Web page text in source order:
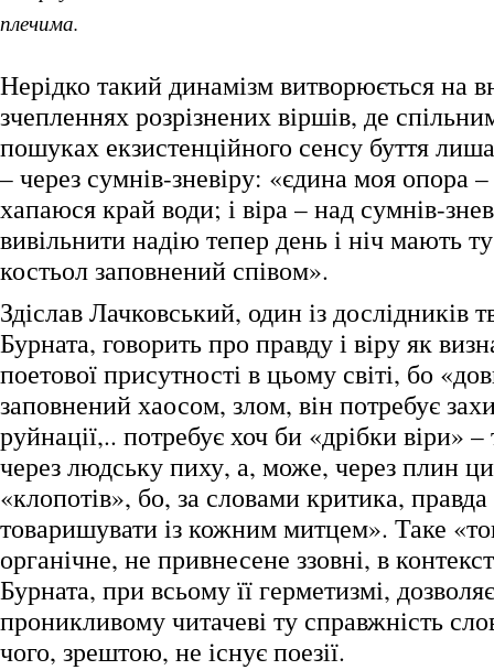
плечима.
Нерідко такий динамізм витворюється на
зчепленнях розрізнених віршів, де
пошуках екзистенційного сенсу буття
– через сумнів-зневіру: «єдина моя опора
хапаюся край води; і віра – над сумнів-
вивільнити надію тепер день і ніч мають
костьол заповнений співом».
Здіслав Лачковський, один із дослідників
Бурната, говорить про правду і віру як
поетової присутності в цьому світі, бо
заповнений хаосом, злом, він потребує
руйнації,.. потребує хоч би «дрібки віри» –
через людську пиху, а, може, через плин
«клопотів», бо, за словами критика, правда
товаришувати із кожним митцем». Таке
органічне, не привнесене ззовні, в
Бурната, при всьому її герметизмі,
проникливому читачеві ту справжність
чого, зрештою, не існує поезії.